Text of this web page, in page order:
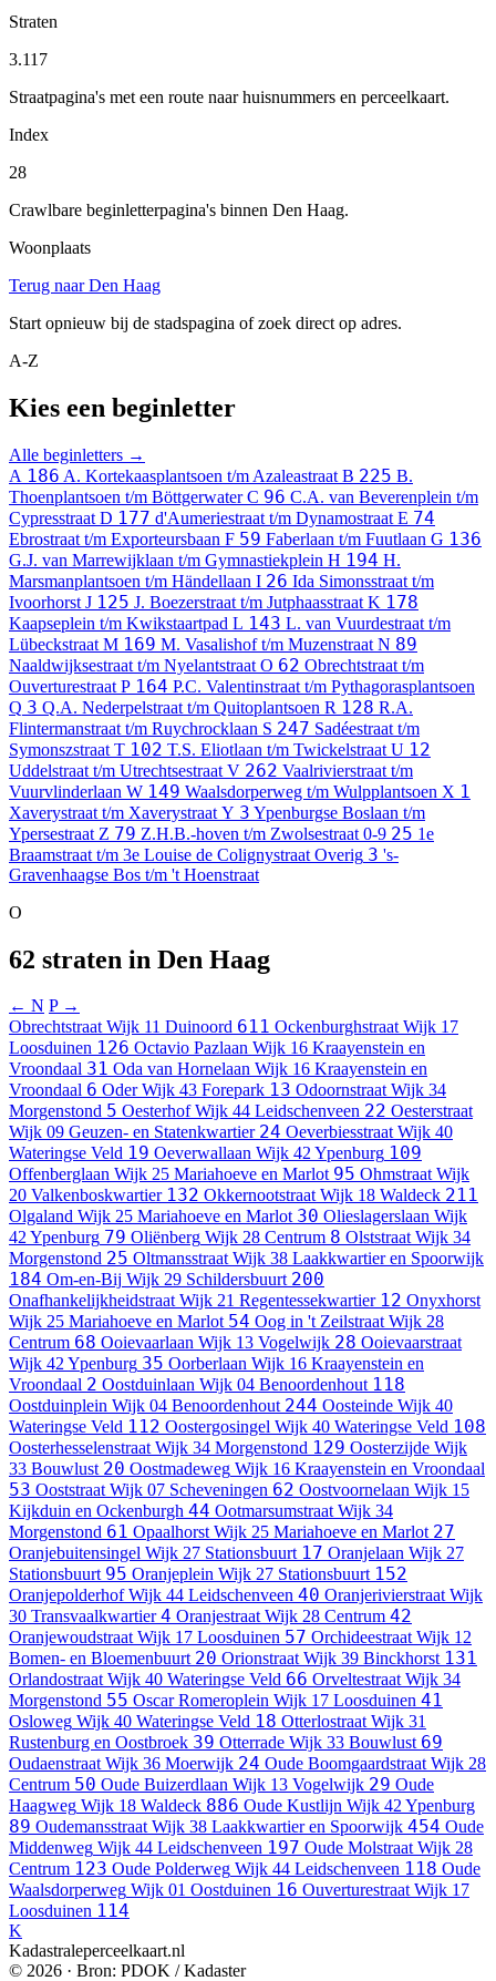
Straten
3.117
Straatpagina's met een route naar huisnummers en perceelkaart.
Index
28
Crawlbare beginletterpagina's binnen Den Haag.
Woonplaats
Terug naar Den Haag
Start opnieuw bij de stadspagina of zoek direct op adres.
A-Z
Kies een beginletter
Alle beginletters →
A 186 A. Kortekaasplantsoen t/m Azaleastraat B 225 B.
Thoenplantsoen t/m BöttgerwaterC 96 C.A. van Beverenplein t/m
Cypresstraat D 177 d'Aumeriestraat t/m Dynamostraat E 74
Ebrostraat t/m Exporteursbaan F 59 Faberlaan t/m Fuutlaan G 136
G.J. van Marrewijklaan t/m Gymnastiekplein H 194 H.
Marsmanplantsoen t/m Händellaan I 26 Ida Simonsstraat t/m
Ivoorhorst J 125 J. Boezerstraat t/m Jutphaasstraat K 178
Kaapseplein t/m Kwikstaartpad L 143 L. van Vuurdestraat t/m
Lübeckstraat M 169 M. Vasalishof t/m Muzenstraat N 89
Naaldwijksestraat t/m Nyelantstraat O 62 Obrechtstraat t/m
Ouverturestraat P 164 P.C. Valentinstraat t/m Pythagorasplantsoen
Q 3 Q.A. Nederpelstraat t/m Quitoplantsoen R 128 R.A.
Flintermanstraat t/m Ruychrocklaan S 247 Sadéestraat t/m
Symonszstraat T 102 T.S. Eliotlaan t/m Twickelstraat U 12
Uddelstraat t/m Utrechtsestraat V 262 Vaalrivierstraat t/m
Vuurvlinderlaan W 149 Waalsdorperweg t/m Wulpplantsoen X 1
Xaverystraat t/m Xaverystraat Y 3 Ypenburgse Boslaan t/m
Ypersestraat Z 79 Z.H.B.-hoven t/m Zwolsestraat 0-9 25 1e
Braamstraat t/m 3e Louise de Colignystraat Overig 3 's-
Gravenhaagse Bos t/m 't Hoenstraat
O
62 straten in Den Haag
← N P →
Obrechtstraat Wijk 11 Duinoord 611 Ockenburghstraat Wijk 17
Loosduinen 126 Octavio Pazlaan Wijk 16 Kraayenstein en
Vroondaal 31 Oda van Hornelaan Wijk 16 Kraayenstein en
Vroondaal 6 Oder Wijk 43 Forepark 13 Odoornstraat Wijk 34
Morgenstond 5 Oesterhof Wijk 44 Leidschenveen 22 Oesterstraat
Wijk 09 Geuzen- en Statenkwartier 24 Oeverbiesstraat Wijk 40
Wateringse Veld 19 Oeverwallaan Wijk 42 Ypenburg 109
Offenberglaan Wijk 25 Mariahoeve en Marlot 95 Ohmstraat Wijk
20 Valkenboskwartier 132 Okkernootstraat Wijk 18 Waldeck 211
Olgaland Wijk 25 Mariahoeve en Marlot 30 Olieslagerslaan Wijk
42 Ypenburg 79 Oliënberg Wijk 28 Centrum 8 Olststraat Wijk 34
Morgenstond 25 Oltmansstraat Wijk 38 Laakkwartier en Spoorwijk
184 Om-en-Bij Wijk 29 Schildersbuurt 200
Onafhankelijkheidstraat Wijk 21 Regentessekwartier 12 Onyxhorst
Wijk 25 Mariahoeve en Marlot 54 Oog in 't Zeilstraat Wijk 28
Centrum 68 Ooievaarlaan Wijk 13 Vogelwijk 28 Ooievaarstraat
Wijk 42 Ypenburg 35 Oorberlaan Wijk 16 Kraayenstein en
Vroondaal 2 Oostduinlaan Wijk 04 Benoordenhout 118
Oostduinplein Wijk 04 Benoordenhout 244 Oosteinde Wijk 40
Wateringse Veld 112 Oostergosingel Wijk 40 Wateringse Veld 108
Oosterhesselenstraat Wijk 34 Morgenstond 129 Oosterzijde Wijk
33 Bouwlust 20 Oostmadeweg Wijk 16 Kraayenstein en Vroondaal
53 Ooststraat Wijk 07 Scheveningen 62 Oostvoornelaan Wijk 15
Kijkduin en Ockenburgh 44 Ootmarsumstraat Wijk 34
Morgenstond 61 Opaalhorst Wijk 25 Mariahoeve en Marlot 27
Oranjebuitensingel Wijk 27 Stationsbuurt 17 Oranjelaan Wijk 27
Stationsbuurt 95 Oranjeplein Wijk 27 Stationsbuurt 152
Oranjepolderhof Wijk 44 Leidschenveen 40 Oranjerivierstraat Wijk
30 Transvaalkwartier 4 Oranjestraat Wijk 28 Centrum 42
Oranjewoudstraat Wijk 17 Loosduinen 57 Orchideestraat Wijk 12
Bomen- en Bloemenbuurt 20 Orionstraat Wijk 39 Binckhorst 131
Orlandostraat Wijk 40 Wateringse Veld 66 Orveltestraat Wijk 34
Morgenstond 55 Oscar Romeroplein Wijk 17 Loosduinen 41
Osloweg Wijk 40 Wateringse Veld 18 Otterlostraat Wijk 31
Rustenburg en Oostbroek 39 Otterrade Wijk 33 Bouwlust 69
Oudaenstraat Wijk 36 Moerwijk 24 Oude Boomgaardstraat Wijk 28
Centrum 50 Oude Buizerdlaan Wijk 13 Vogelwijk 29 Oude
Haagweg Wijk 18 Waldeck 886 Oude Kustlijn Wijk 42 Ypenburg
89 Oudemansstraat Wijk 38 Laakkwartier en Spoorwijk 454 Oude
Middenweg Wijk 44 Leidschenveen 197 Oude Molstraat Wijk 28
Centrum 123 Oude Polderweg Wijk 44 Leidschenveen 118 Oude
Waalsdorperweg Wijk 01 Oostduinen 16 Ouverturestraat Wijk 17
Loosduinen 114
K
Kadastraleperceelkaart.nl
© 2026 · Bron: PDOK / Kadaster